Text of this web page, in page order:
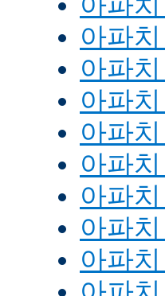
아파
아파
아파
아파
아파
아파
아파
아파